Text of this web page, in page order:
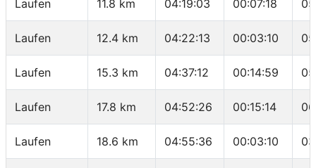
Laufen 11.8 km 04:19:03 00:07:18
Laufen 12.4 km 04:22:13 00:03:10
Laufen 15.3 km 04:37:12 00:14:59
Laufen 17.8 km 04:52:26 00:15:14
Laufen 18.6 km 04:55:36 00:03:10